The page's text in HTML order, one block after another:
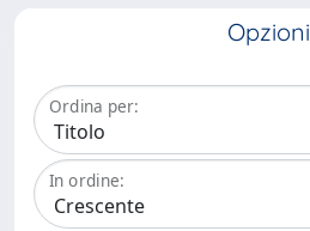
Opzioni
Ordina per:
In ordine: